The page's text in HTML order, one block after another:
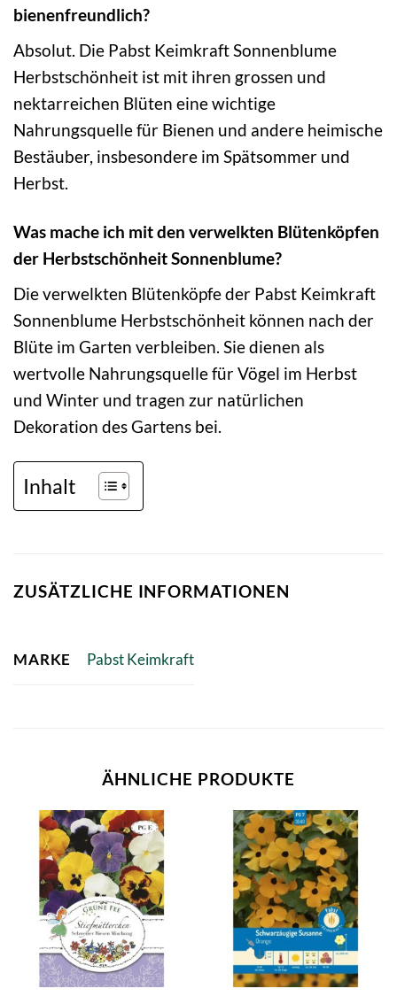
bienenfreundlich?
Absolut. Die Pabst Keimkraft Sonnenblume
Herbstschönheit ist mit ihren grossen und
nektarreichen Blüten eine wichtige
Nahrungsquelle für Bienen und andere heimische
Bestäuber, insbesondere im Spätsommer und
Herbst.
Was mache ich mit den verwelkten Blütenköpfen
der Herbstschönheit Sonnenblume?
Die verwelkten Blütenköpfe der Pabst Keimkraft
Sonnenblume Herbstschönheit können nach der
Blüte im Garten verbleiben. Sie dienen als
wertvolle Nahrungsquelle für Vögel im Herbst
und Winter und tragen zur natürlichen
Dekoration des Gartens bei.
Inhalt
ZUSÄTZLICHE INFORMATIONEN
MARKE Pabst Keimkraft
ÄHNLICHE PRODUKTE